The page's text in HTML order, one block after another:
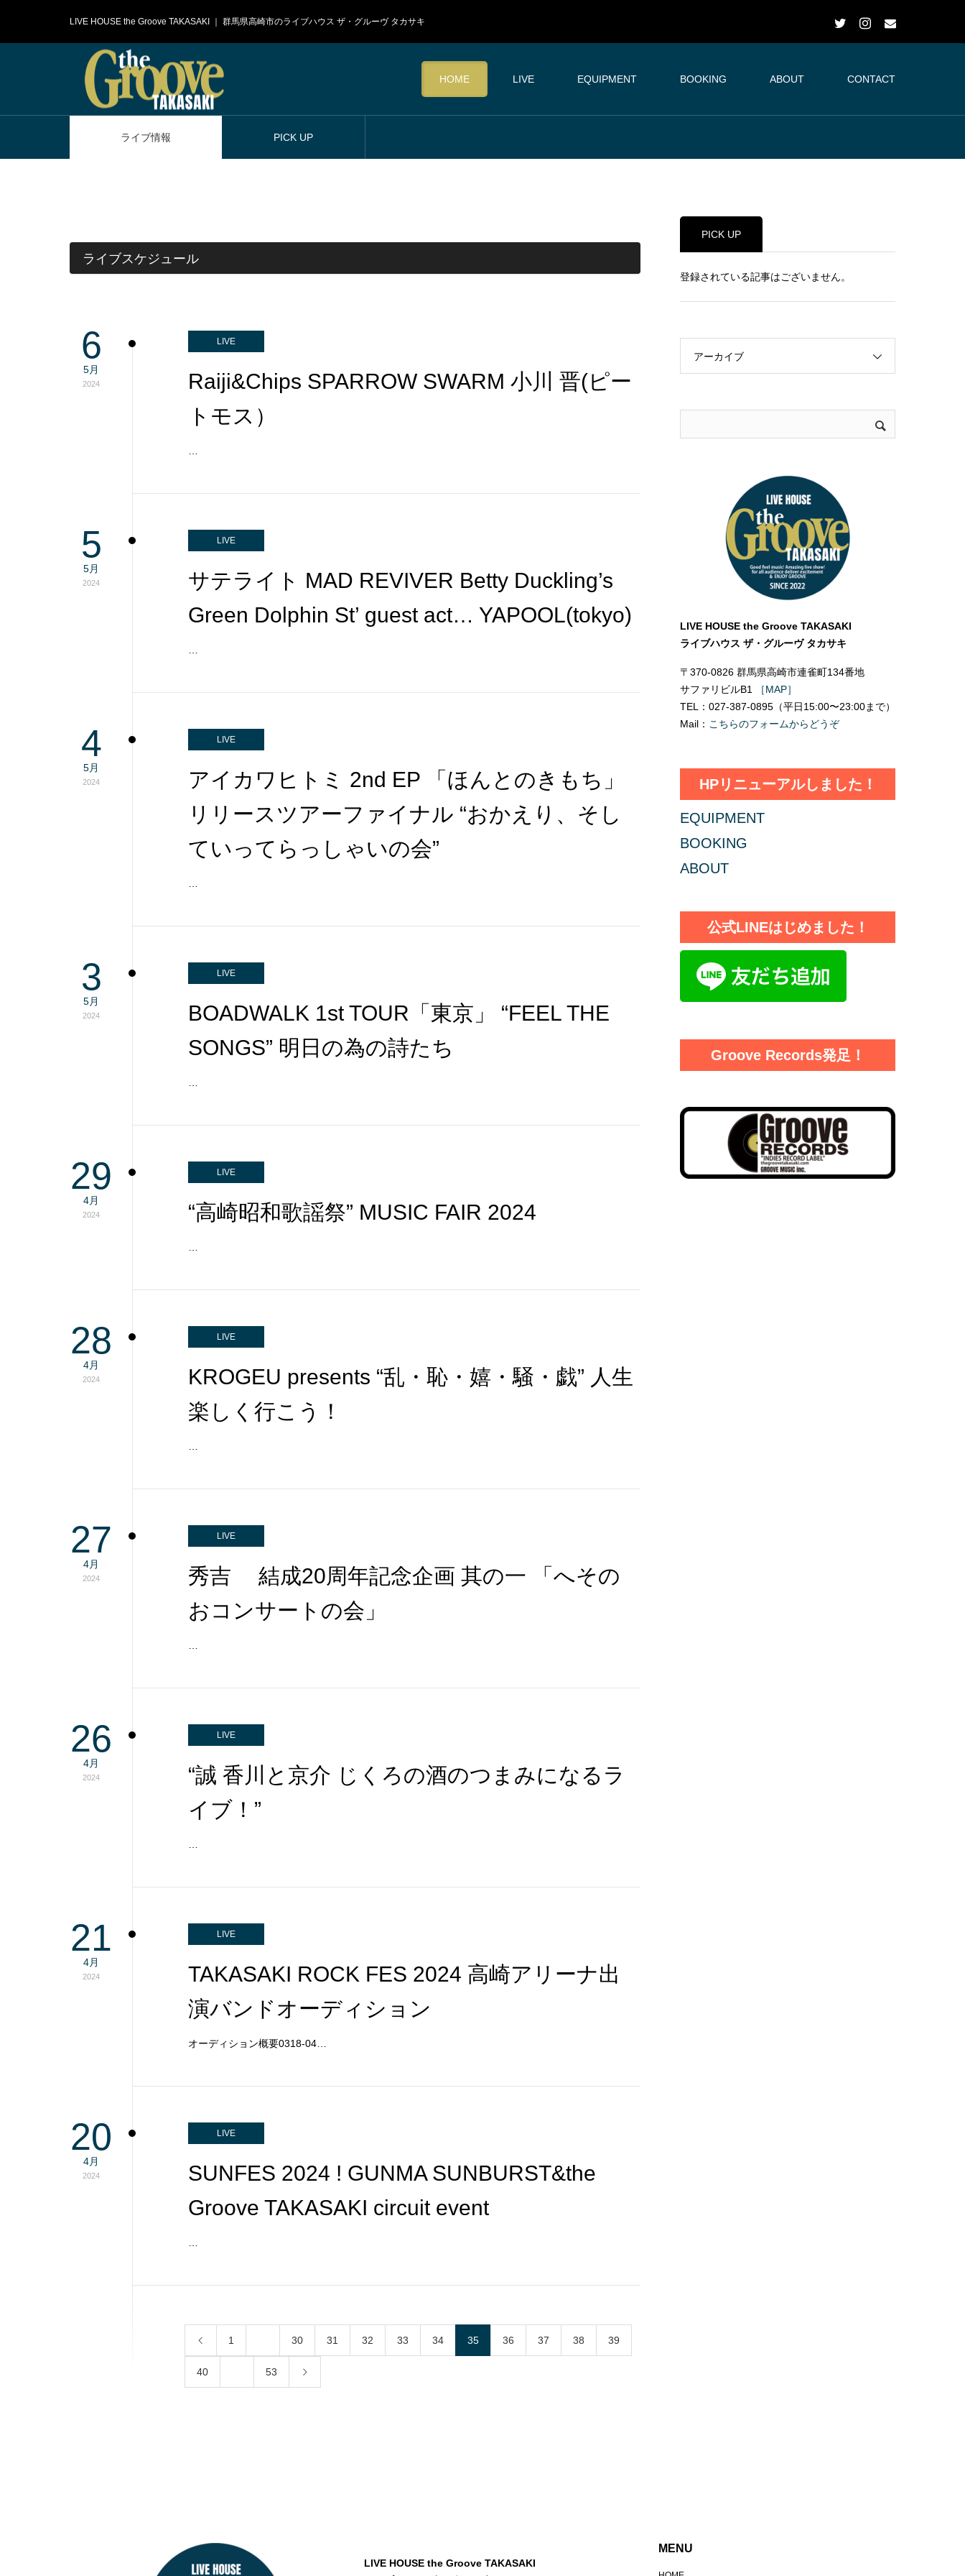
LIVE HOUSE the Groove TAKASAKI ｜ 群馬県高崎市のライブハウス ザ・グルーヴ タカサキ
HOME LIVE EQUIPMENT BOOKING ABOUT CONTACT
ライブ情報 PICK UP
ライブスケジュール
6
5月
2024
LIVE
Raiji&Chips SPARROW SWARM 小川 晋(ピー
トモス）
5
5月
2024
LIVE
サテライト MAD REVIVER Betty Duckling’s
Green Dolphin St’ guest act… YAPOOL(tokyo)
4
5月
2024
LIVE
アイカワヒトミ 2nd EP 「ほんとのきもち」
リリースツアーファイナル “おかえり、そし
ていってらっしゃいの会”
3
5月
2024
LIVE
BOADWALK 1st TOUR「東京」 “FEEL THE
SONGS” 明日の為の詩たち
29
4月
2024
LIVE
“高崎昭和歌謡祭” MUSIC FAIR 2024
28
4月
2024
LIVE
KROGEU presents “乱・恥・嬉・騒・戯” 人生
楽しく行こう！
27
4月
2024
LIVE
秀吉 結成20周年記念企画 其の一 「へその
おコンサートの会」
26
4月
2024
LIVE
“誠 香川と京介 じくろの酒のつまみになるラ
イブ！”
21
4月
2024
LIVE
TAKASAKI ROCK FES 2024 高崎アリーナ出
演バンドオーディション
オーディション概要0318-04…
20
4月
2024
LIVE
SUNFES 2024 ! GUNMA SUNBURST&the
Groove TAKASAKI circuit event
1 30 31 32 33 34 35 36 37 38 39
40 53
PICK UP
登録されている記事はございません。
アーカイブ
LIVE HOUSE the Groove TAKASAKI
ライブハウス ザ・グルーヴ タカサキ
〒370-0826 群馬県高崎市連雀町134番地
サファリビルB1
［MAP］
TEL：027-387-0895（平日15:00〜23:00まで）
Mail： こちらのフォームからどうぞ
HPリニューアルしました！
EQUIPMENT
BOOKING
ABOUT
公式LINEはじめました！
Groove Records発足！
LIVE HOUSE the Groove TAKASAKI
MENU